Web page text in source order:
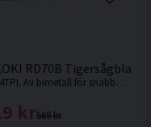
305mm 5-pack
RD70B Tigersågblad
10-14TPI. Av bimetall för snabba, medelgrova till grova snitt i t.ex. hårt och mjukt trä, aluminium, plast och legeringar.
569 kr
kr